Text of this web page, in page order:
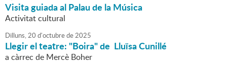
Visita guiada al Palau de la Música
Activitat cultural
Dilluns,20 d'octubrede2025
Llegir el teatre: "Boira" de Lluïsa Cunillé
a càrrec de Mercè Boher